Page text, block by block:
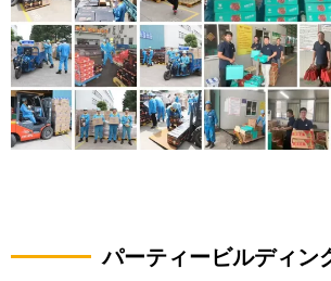
パーティービルディン